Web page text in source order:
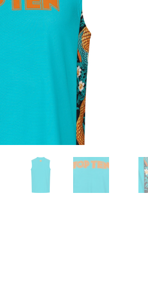
Voor dames
Zakhandschoenen
Trainingsartikelen
Bokszak
Bevestigingsmateriaal
Stoot- en trapkussens